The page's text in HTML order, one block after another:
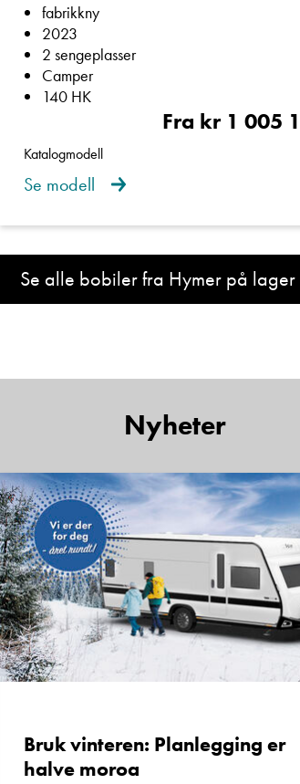
fabrikkny
2023
2 sengeplasser
Camper
140 HK
Fra kr 1 005
Katalogmodell
Se modell
Se alle bobiler fra Hymer på lager
Nyheter
Bruk vinteren: Planlegging er
halve moroa